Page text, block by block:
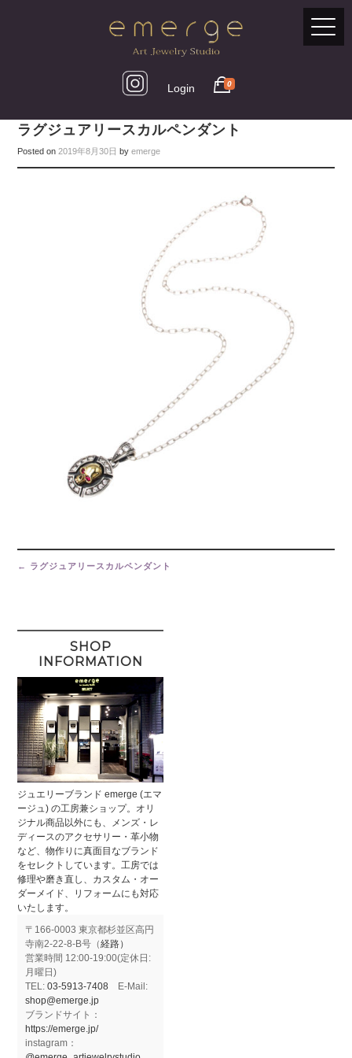
Login 0
ラグジュアリースカルペンダント
Posted on2019年8月30日 byemerge
Post
navigation
← ラグジュアリースカルペンダント
SHOP
INFORMATION
ジュエリーブランド emerge (エマ
ージュ) の工房兼ショップ。オリ
ジナル商品以外にも、メンズ・レ
ディースのアクセサリー・革小物
など、物作りに真面目なブランド
をセレクトしています。工房では
修理や磨き直し、カスタム・オー
ダーメイド、リフォームにも対応
いたします。
〒166-0003 東京都杉並区高円
寺南2-22-8-B号（経路）
営業時間 12:00-19:00(定休日:
月曜日)
TEL:03-5913-7408 E-Mail:
shop@emerge.jp
ブランドサイト：
https://emerge.jp/
instagram：